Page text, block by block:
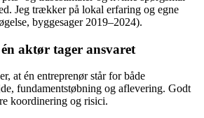
Jeg trækker på lokal erfaring og egne
byggesager 2019–2024).
aktør tager ansvaret
at én entreprenør står for både
fundamentstøbning og aflevering. Godt
koordinering og risici.